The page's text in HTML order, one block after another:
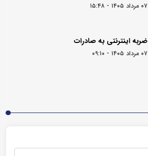
۰۷ مرداد ۱۴۰۵ - ۱۵:۴۸
ضربه اینترنتی به صادرات
۰۷ مرداد ۱۴۰۵ - ۰۹:۱۰